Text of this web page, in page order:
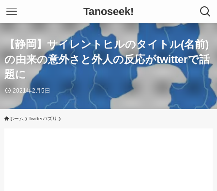
Tanoseek!
【静岡】サイレントヒルのタイトル(名前)
の由来の意外さと外人の反応がtwitterで話
題に
2021年2月5日
ホーム Twitterバズり